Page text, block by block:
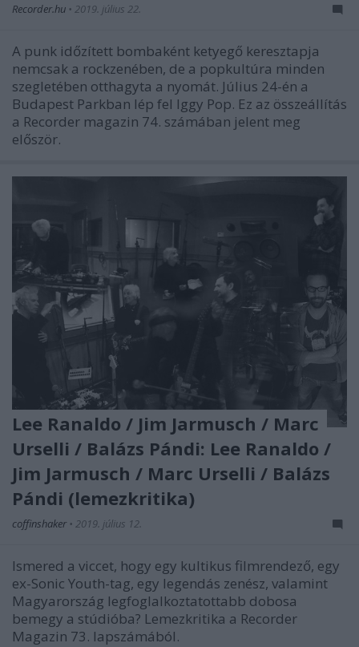
Recorder.hu • 2019. július 22.
A punk időzített bombaként ketyegő keresztapja
nemcsak a rockzenében, de a popkultúra minden
szegletében otthagyta a nyomát. Július 24-én a
Budapest Parkban lép fel Iggy Pop. Ez az összeállítás
a Recorder magazin 74. számában jelent meg
először.
Lee Ranaldo / Jim Jarmusch / Marc
Urselli / Balázs Pándi: Lee Ranaldo /
Jim Jarmusch / Marc Urselli / Balázs
Pándi (lemezkritika)
coffinshaker • 2019. július 12.
Ismered a viccet, hogy egy kultikus filmrendező, egy
ex-Sonic Youth-tag, egy legendás zenész, valamint
Magyarország legfoglalkoztatottabb dobosa
bemegy a stúdióba? Lemezkritika a Recorder
Magazin 73. lapszámából.